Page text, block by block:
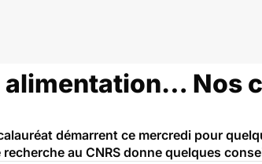
alimentation… Nos
démarrent ce mercredi pour
au CNRS donne quelques